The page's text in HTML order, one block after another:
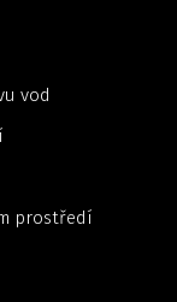
vod
prostředí